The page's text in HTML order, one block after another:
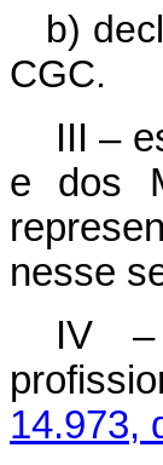
b)
CGC.
III –
e dos
nesse
IV –
14.973,